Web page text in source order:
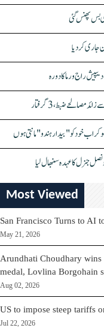
بس پھنس گئی
راج ورما کا دورہ
اب خود کو "بیدار ہندو" مانتی ہوں
جنرل کا عہدہ سنبھال لیا
Most Viewed
San Francisco Turns to AI
May 21, 2026
Arundhati Choudhary wins
medal, Lovlina Borgohain
Aug 02, 2026
US to impose steep tariffs
Jul 22, 2026